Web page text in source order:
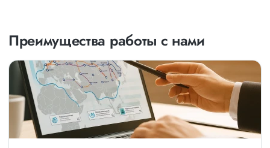
Преимущества работы с нами